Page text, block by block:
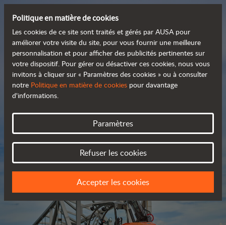
Découvrez notre large
gamme de produits
Catalogue
Politique en matière de cookies
Les cookies de ce site sont traités et gérés par AUSA pour
améliorer votre visite du site, pour vous fournir une meilleure
personnalisation et pour afficher des publicités pertinentes sur
votre dispositif. Pour gérer ou désactiver ces cookies, nous vous
invitons à cliquer sur « Paramètres des cookies » ou à consulter
notre Politique en matière de cookies pour davantage
d'informations.
Paramètres
Refuser les cookies
Accepter les cookies